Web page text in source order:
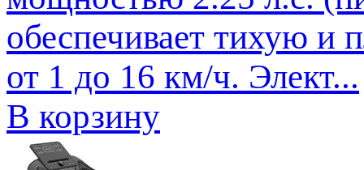
обеспечивает тихую и
от 1 до 16 км/ч. Элект...
В корзину